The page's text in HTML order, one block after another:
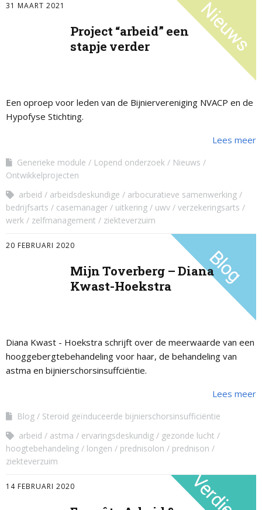
31 MAART 2021
Project “arbeid” een
stapje verder
Een oproep voor leden van de Bijniervereniging NVACP en de
Hypofyse Stichting.
Lees meer
Generieke module Lopend onderzoek
Nieuws
Ontwikkelprojecten
arbeid
arbeidsdeskundige
arbocuratieve samenwerking
bedrijfsarts
casemanager uitkering uwv
verzekeringsarts
werk
zelfmanagement ziekteverzuim
20 FEBRUARI 2020
Mijn Toverberg – Diana
Kwast-Hoekstra
Diana Kwast - Hoekstra schrijft over de meerwaarde van een
hooggebergtebehandeling voor haar, de behandeling van
astma en bijnierschorsinsuffciëntie.
Lees meer
Blog
Steroid geïnduceerde bijnierschorsinsufficiëntie
arbeid
astma ervaringsdeskundig
gezonde lucht
hoogtebehandeling
longen prednisolon
prednison
ziekteverzuim
14 FEBRUARI 2020